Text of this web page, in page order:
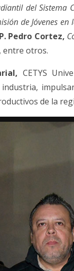
del Sistema
de Jóvenes
Pedro Cortez,
entre otros.
CETYS
de la